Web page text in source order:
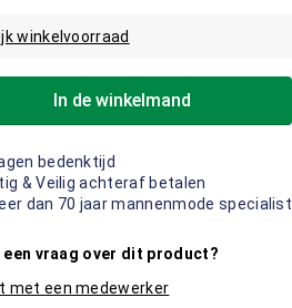
winkelvoorraad
In de winkelmand
bedenktijd
& Veilig achteraf betalen
dan 70 jaar mannenmode specialist
een vraag over dit product?
met een medewerker